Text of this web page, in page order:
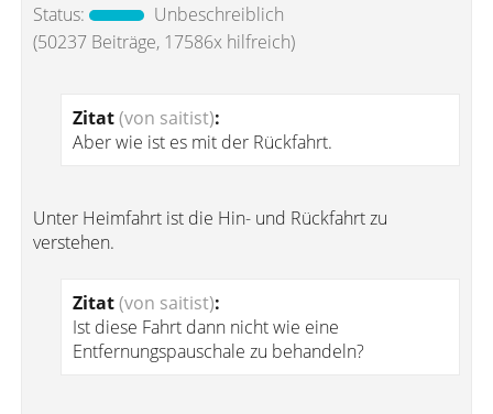
Status:
Unbeschreiblich
(50237 Beiträge, 17586x hilfreich)
Zitat(von saitist):
Aber wie ist es mit der Rückfahrt.
Unter Heimfahrt ist die Hin- und Rückfahrt zu
verstehen.
Zitat(von saitist):
Ist diese Fahrt dann nicht wie eine
Entfernungspauschale zu behandeln?